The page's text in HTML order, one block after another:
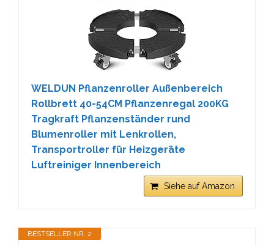
WELDUN Pflanzenroller Außenbereich
Rollbrett 40-54CM Pflanzenregal 200KG
Tragkraft Pflanzenständer rund
Blumenroller mit Lenkrollen,
Transportroller für Heizgeräte
Luftreiniger Innenbereich
Siehe auf Amazon
BESTSELLER NR. 2